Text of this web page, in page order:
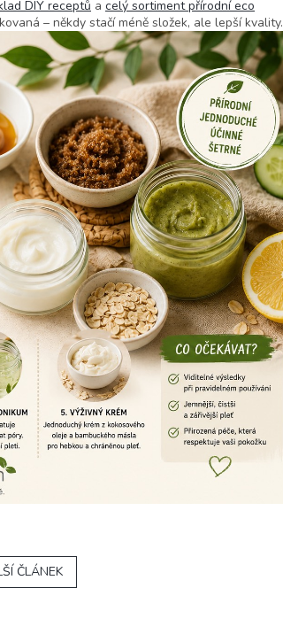
DIY receptů a celý sortiment přírodní eco
– někdy stačí méně složek, ale lepší kvality.
ČLÁNEK